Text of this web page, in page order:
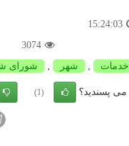
15:24:03
3074
خدمات , شهر , شورای
پسندید؟ (1)